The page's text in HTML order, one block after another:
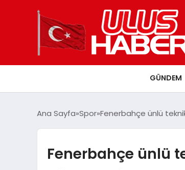
GÜNDEM
Ana Sayfa Spor Fenerbahçe ünlü
Fenerbahçe ünlü